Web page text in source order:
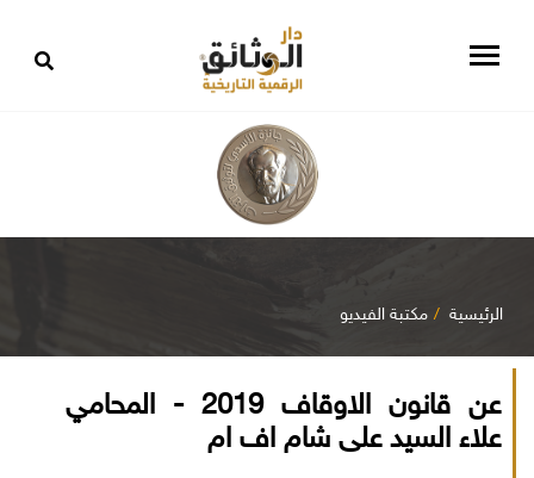
الرئيسية مكتبة الفيديو
عن قانون الاوقاف 2019 - المحامي
علاء السيد على شام اف ام